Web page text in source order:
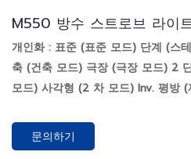
M550 방수 스트로브 라이
개인화 : 표준 (표준 모드) 단계 (스
축 (건축 모드) 극장 (극장 모드) 2
모드) 사각형 (2 차 모드) Inv. 평방
문의하기